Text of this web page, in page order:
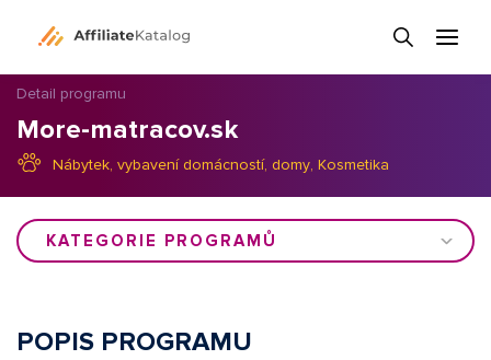
Detail programu
More-matracov.sk
Nábytek, vybavení domácností, domy, Kosmetika
KATEGORIE PROGRAMŮ
POPIS PROGRAMU